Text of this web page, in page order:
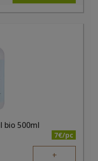
bio 500ml
7€/pc
+